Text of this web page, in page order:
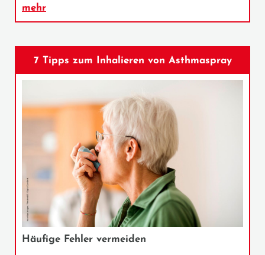
mehr
7 Tipps zum Inhalieren von Asthmaspray
Häufige Fehler vermeiden